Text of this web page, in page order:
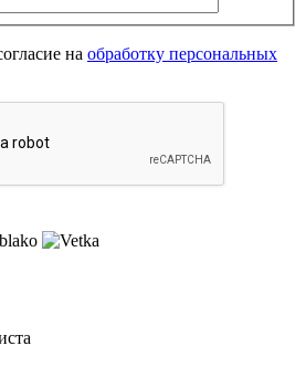
на обработку персональных